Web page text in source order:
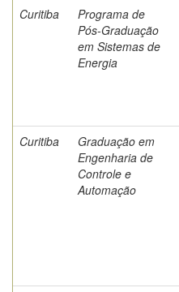
Curitiba
Programa de
Pós-Graduação
em Sistemas de
Energia
Curitiba
Graduação em
Engenharia de
Controle e
Automação